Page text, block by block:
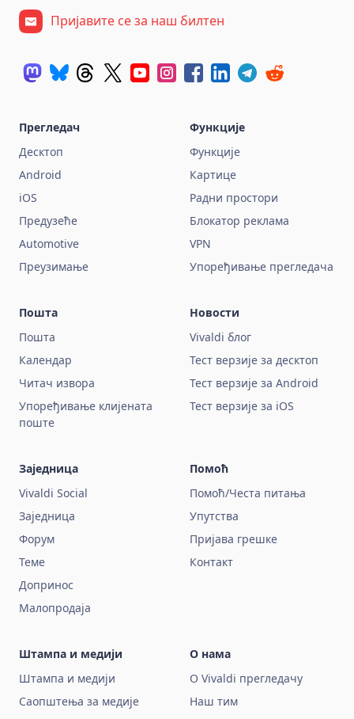
Пријавите се за наш билтен
Прегледач
Десктоп
Android
iOS
Предузеће
Automotive
Преузимање
Функције
Функције
Картице
Радни простори
Блокатор реклама
VPN
Упоређивање прегледача
Пошта
Пошта
Календар
Читач извора
Упоређивање клијената
поште
Новости
Vivaldi блог
Тест верзије за десктоп
Тест верзије за Android
Тест верзије за iOS
Заједница
Vivaldi Social
Заједница
Форум
Теме
Допринос
Малопродаја
Помоћ
Помоћ/Честа питања
Упутства
Пријава грешке
Контакт
Штампа и медији
Штампа и медији
Саопштења за медије
О нама
О Vivaldi прегледачу
Наш тим